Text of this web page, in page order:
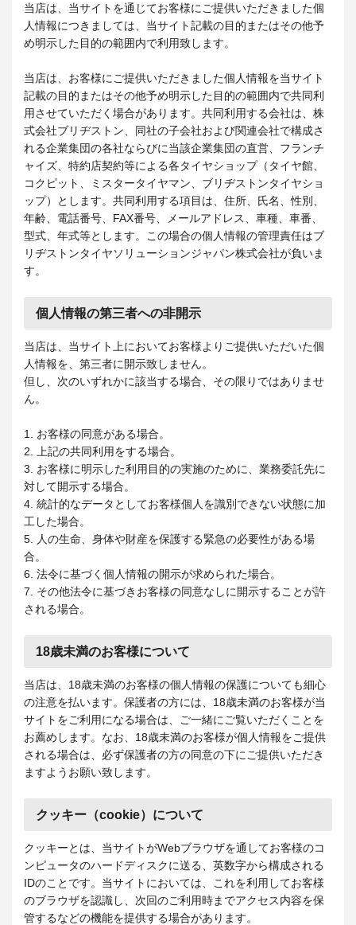
当店は、当サイトを通じてお客様にご提供いただきました個
人情報につきましては、当サイト記載の目的またはその他予
め明示した目的の範囲内で利用致します。
当店は、お客様にご提供いただきました個人情報を当サイト
記載の目的またはその他予め明示した目的の範囲内で共同利
用させていただく場合があります。共同利用する会社は、株
式会社ブリヂストン、同社の子会社および関連会社で構成さ
れる企業集団の各社ならびに当該企業集団の直営、フランチ
ャイズ、特約店契約等による各タイヤショップ（タイヤ館、
コクピット、ミスタータイヤマン、ブリヂストンタイヤショ
ップ）とします。共同利用する項目は、住所、氏名、性別、
年齢、電話番号、FAX番号、メールアドレス、車種、車番、
型式、年式等とします。この場合の個人情報の管理責任はブ
リヂストンタイヤソリューションジャパン株式会社が負いま
す。
個人情報の第三者への非開示
当店は、当サイト上においてお客様よりご提供いただいた個
人情報を、第三者に開示致しません。
但し、次のいずれかに該当する場合、その限りではありませ
ん。
1. お客様の同意がある場合。
2. 上記の共同利用をする場合。
3. お客様に明示した利用目的の実施のために、業務委託先に
対して開示する場合。
4. 統計的なデータとしてお客様個人を識別できない状態に加
工した場合。
5. 人の生命、身体や財産を保護する緊急の必要性がある場
合。
6. 法令に基づく個人情報の開示が求められた場合。
7. その他法令に基づきお客様の同意なしに開示することが許
される場合。
18歳未満のお客様について
当店は、18歳未満のお客様の個人情報の保護についても細心
の注意を払います。保護者の方には、18歳未満のお客様が当
サイトをご利用になる場合は、ご一緒にご覧いただくことを
お薦めします。なお、18歳未満のお客様が個人情報をご提供
される場合は、必ず保護者の方の同意の下にご提供いただき
ますようお願い致します。
クッキー（cookie）について
クッキーとは、当サイトがWebブラウザを通してお客様のコ
ンピュータのハードディスクに送る、英数字から構成される
IDのことです。当サイトにおいては、これを利用してお客様
のブラウザを認識し、次回のご利用時までアクセス内容を保
管するなどの機能を提供する場合があります。